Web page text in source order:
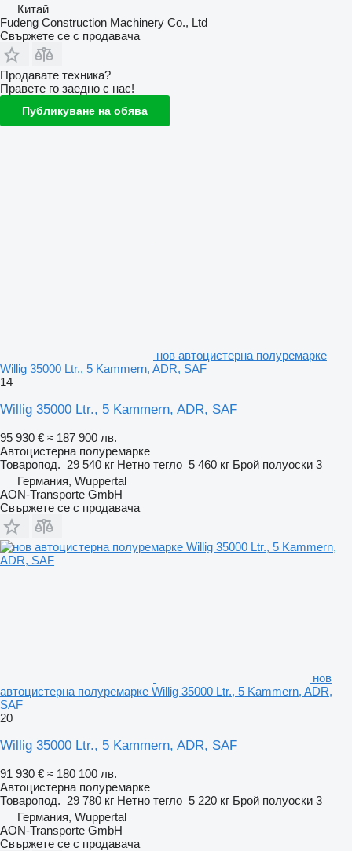
Китай
Fudeng Construction Machinery Co., Ltd
Свържете се с продавача
Продавате техника?
Правете го заедно с нас!
Публикуване на обява
нов автоцистерна полуремарке
Willig 35000 Ltr., 5 Kammern, ADR, SAF
14
Willig 35000 Ltr., 5 Kammern, ADR, SAF
95 930 € ≈ 187 900 лв.
Автоцистерна полуремарке
Товаропод. 29 540 кг Нетно тегло 5 460 кг Брой полуоски 3
Германия, Wuppertal
AON-Transporte GmbH
Свържете се с продавача
нов
автоцистерна полуремарке Willig 35000 Ltr., 5 Kammern, ADR,
SAF
20
Willig 35000 Ltr., 5 Kammern, ADR, SAF
91 930 € ≈ 180 100 лв.
Автоцистерна полуремарке
Товаропод. 29 780 кг Нетно тегло 5 220 кг Брой полуоски 3
Германия, Wuppertal
AON-Transporte GmbH
Свържете се с продавача